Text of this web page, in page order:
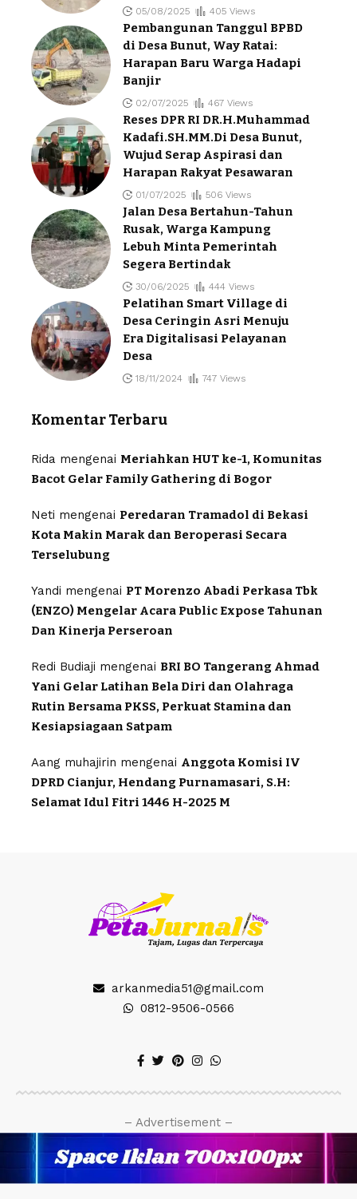
05/08/2025 405 Views
Pembangunan Tanggul BPBD
di Desa Bunut, Way Ratai:
Harapan Baru Warga Hadapi
Banjir
02/07/2025 467 Views
Reses DPR RI DR.H.Muhammad
Kadafi.SH.MM.Di Desa Bunut,
Wujud Serap Aspirasi dan
Harapan Rakyat Pesawaran
01/07/2025 506 Views
Jalan Desa Bertahun-Tahun
Rusak, Warga Kampung
Lebuh Minta Pemerintah
Segera Bertindak
30/06/2025 444 Views
Pelatihan Smart Village di
Desa Ceringin Asri Menuju
Era Digitalisasi Pelayanan
Desa
18/11/2024 747 Views
Komentar Terbaru
Rida mengenai Meriahkan HUT ke-1, Komunitas
Bacot Gelar Family Gathering di Bogor
Neti mengenai Peredaran Tramadol di Bekasi
Kota Makin Marak dan Beroperasi Secara
Terselubung
Yandi mengenai PT Morenzo Abadi Perkasa Tbk
(ENZO) Mengelar Acara Public Expose Tahunan
Dan Kinerja Perseroan
Redi Budiaji mengenai BRI BO Tangerang Ahmad
Yani Gelar Latihan Bela Diri dan Olahraga
Rutin Bersama PKSS, Perkuat Stamina dan
Kesiapsiagaan Satpam
Aang muhajirin mengenai Anggota Komisi IV
DPRD Cianjur, Hendang Purnamasari, S.H:
Selamat Idul Fitri 1446 H-2025 M
arkanmedia51@gmail.com
0812-9506-0566
– Advertisement –